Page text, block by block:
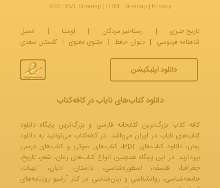
RSS| XML Sitemap | HTML Sitemap | Privacy
تاریخ طبری | رستاخیز مردگان | اوستا |
انجیل
شاهنامه فردوسی | دیوان حافظ | مثنوی معنوی | گلستان سعدی
دانلود اپلیکیشن
دانلود کتاب‌های نایاب در کافه‌کتاب
کافه کتاب بزرگ‌ترین کتابخانه فارسی و بزرگ‌ترین پایگاه دانلود
کتاب‌های نایاب در ایران می‌باشد. در کافه‌کتاب می‌توانید به دانلود
رمان، دانلود کتاب‌های PDF، کتاب‌های صوتی و کتاب‌های درسی
بپردازید. در این پایگاه همچنین انواع کتاب‌های رمان، شعر، تاریخ،
جغرافیا، فلسفه، اسطوره‌شناسی، داستان، ادیان، الهیات،
جامعه‌شناسی، روانشناسی و زبان‌شناسی در کنار آرشیو روزنامه‌های